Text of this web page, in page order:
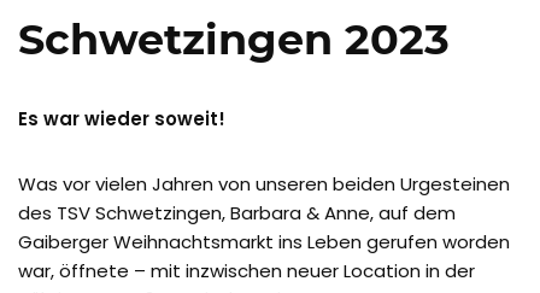
Schwetzingen 2023
Es war wieder soweit!
Was vor vielen Jahren von unseren beiden Urgesteinen
des TSV Schwetzingen, Barbara & Anne, auf dem
Gaiberger Weihnachtsmarkt ins Leben gerufen worden
war, öffnete – mit inzwischen neuer Location in der